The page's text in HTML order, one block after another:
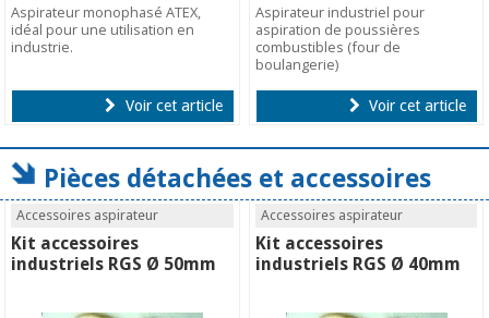
Aspirateur monophasé ATEX,
idéal pour une utilisation en
industrie.
Voir cet article
Aspirateur industriel pour
aspiration de poussières
combustibles (four de
boulangerie)
Voir cet article
Pièces détachées et accessoires
Accessoires aspirateur
Kit accessoires
industriels RGS Ø 50mm
Accessoires aspirateur
Kit accessoires
industriels RGS Ø 40mm